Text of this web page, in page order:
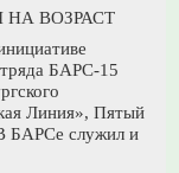
ВОЗРАСТ
БАРС-15
Линия», Пятый
В БАРСе служил и